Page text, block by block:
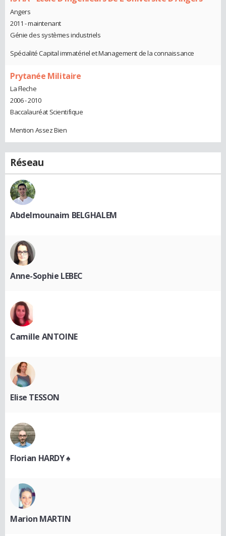
Angers
2011 - maintenant
Génie des systèmes industriels
Spécialité Capital immatériel et Management de la connaissance
Prytanée Militaire
La Fleche
2006 - 2010
Baccalauréat Scientifique
Mention Assez Bien
Réseau
Abdelmounaim BELGHALEM
Anne-Sophie LEBEC
Camille ANTOINE
Elise TESSON
Florian HARDY ♠
Marion MARTIN